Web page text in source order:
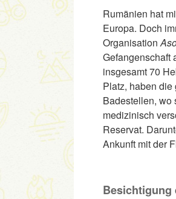
Rumänien hat
Europa. Doch
Organisation
Gefangenschaft
insgesamt 70
Platz, haben
Badestellen, wo
medizinisch
Reservat.
Ankunft mit der
Besichtigung